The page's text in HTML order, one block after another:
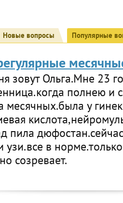
Новые вопросы Популярные
зовут Ольга.Мне 23
полнею и
месячных.была у
пила
узи.все в
созревает.